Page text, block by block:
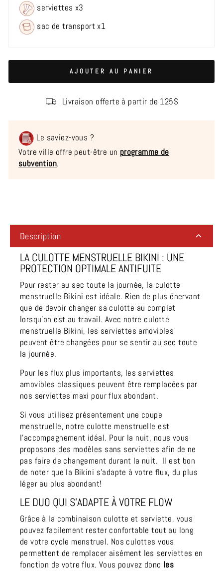
serviettes x3
sac de transport x1
AJOUTER AU PANIER
Livraison offerte à partir de 125$
Le saviez-vous ?
Votre ville offre peut-être un programme de
subvention.
Description
LA CULOTTE MENSTRUELLE BIKINI : UNE
PROTECTION OPTIMALE ANTIFUITE
Pour rester au sec toute la journée, la culotte
menstruelle Bikini est idéale. Rien de plus énervant
que de devoir changer sa culotte au complet
lorsqu’on est au travail. Avec notre culotte
menstruelle Bikini, les serviettes amovibles
peuvent être changées pour se sentir au sec toute
la journée.
Pour les flux plus importants, les serviettes
amovibles classiques peuvent être remplacées par
nos serviettes maxi pour flux abondant.
Si vous utilisez présentement une coupe
menstruelle, notre culotte menstruelle est
l’accompagnement idéal. Pour la nuit, nous vous
proposons des modèles sans serviettes afin de ne
pas faire de changement durant la nuit. Il est bon
de noter que la Bikini s’adapte à votre flux, du plus
léger au plus abondant!
LE DUO QUI S’ADAPTE À VOTRE FLOW
Grâce à la combinaison culotte et serviette, vous
pouvez facilement rester confortable tout au long
de votre cycle menstruel. Nos culottes vous
permettent de remplacer aisément les serviettes en
fonction de votre flux. Vous pouvez donc les